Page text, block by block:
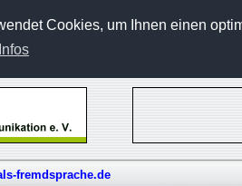
Cookies, um Ihnen einen
fremdsprache.de